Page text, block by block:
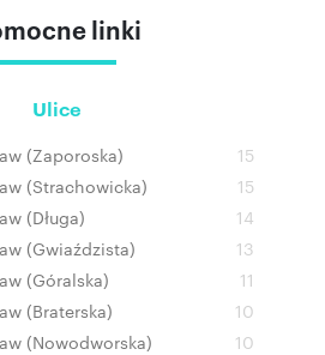
linki
Ulice
(Zaporoska)
15
(Strachowicka)
15
(Długa)
14
(Gwiaździsta)
13
(Góralska)
11
(Braterska)
10
(Nowodworska)
10